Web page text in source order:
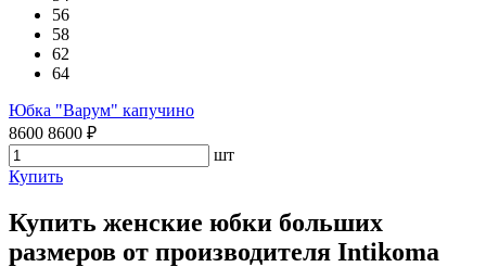
56
58
62
64
Юбка "Варум" капучино
8600 8600 ₽
шт
Купить
Купить женские юбки больших
размеров от производителя Intikoma